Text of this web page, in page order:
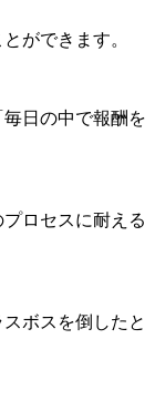
ができます。
日の中で報酬を
ロセスに耐える
ボスを倒したと